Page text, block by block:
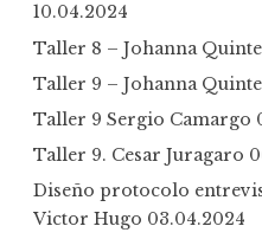
10.04.2024
Taller 8 – Johanna
Taller 9 – Johanna
Taller 9 Sergio Camargo
Taller 9. Cesar Juragaro
Diseño protocolo
Victor Hugo 03.04.2024